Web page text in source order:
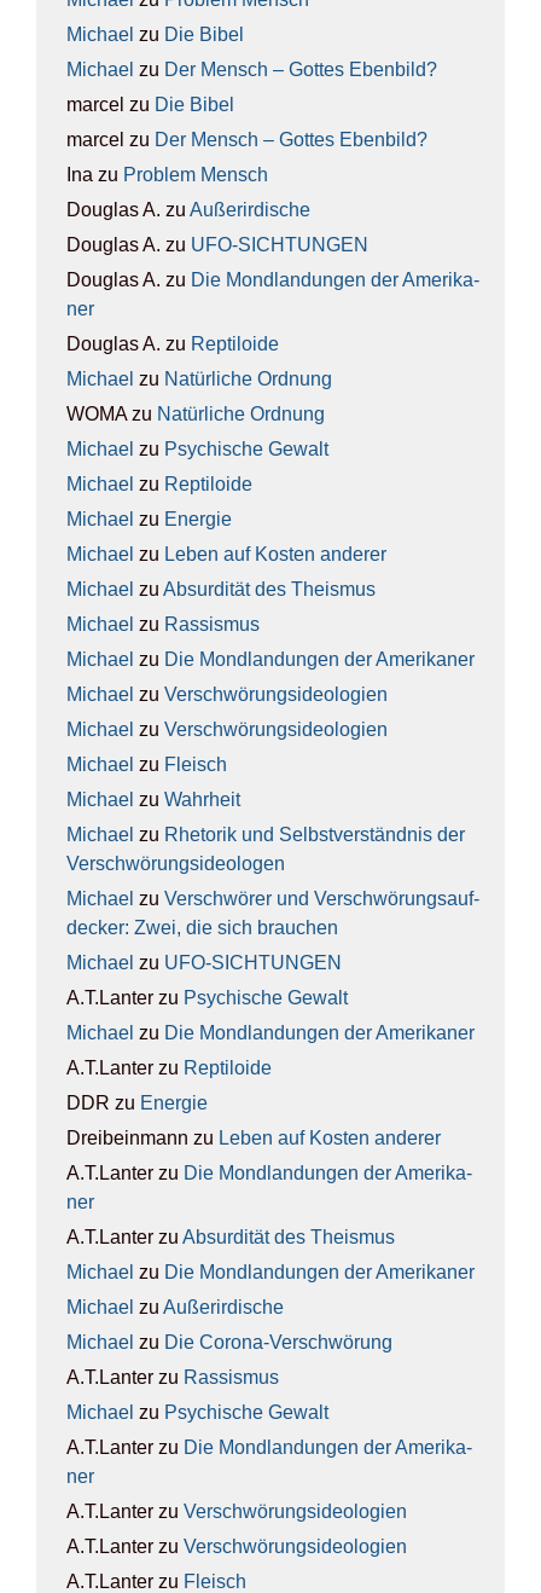
Michael zu Die Bibel
Michael zu Der Mensch – Got­tes Eben­bild?
marcel zu Die Bibel
marcel zu Der Mensch – Got­tes Eben­bild?
Ina zu Pro­blem Mensch
Douglas A. zu Außer­ir­di­sche
Douglas A. zu UFO-SICH­TUN­GEN
Douglas A. zu Die Mond­lan­dun­gen der Ame­ri­ka­
ner
Douglas A. zu Rep­ti­lo­ide
Michael zu Natür­li­che Ord­nung
WOMAzu Natür­li­che Ord­nung
Michael zu Psy­chi­sche Gewalt
Michael zu Rep­ti­lo­ide
Michael zu Ener­gie
Michael zu Leben auf Kos­ten ande­rer
Michael zu Absur­di­tät des The­is­mus
Michael zu Ras­sis­mus
Michael zu Die Mond­lan­dun­gen der Ame­ri­ka­ner
Michael zu Ver­schwö­rungs­ideo­lo­gien
Michael zu Ver­schwö­rungs­ideo­lo­gien
Michael zu Fleisch
Michael zu Wahr­heit
Michael zu Rhe­to­rik und Selbst­ver­ständ­nis der
Ver­schwö­rungs­ideo­lo­gen
Michael zu Ver­schwö­rer und Ver­schwö­rungs­auf­
de­cker: Zwei, die sich brau­chen
Michael zu UFO-SICH­TUN­GEN
A.T.Lanter zu Psy­chi­sche Gewalt
Michael zu Die Mond­lan­dun­gen der Ame­ri­ka­ner
A.T.Lanter zu Rep­ti­lo­ide
DDR zu Ener­gie
Dreibeinmann zu Leben auf Kos­ten ande­rer
A.T.Lanter zu Die Mond­lan­dun­gen der Ame­ri­ka­
ner
A.T.Lanter zu Absur­di­tät des The­is­mus
Michael zu Die Mond­lan­dun­gen der Ame­ri­ka­ner
Michael zu Außer­ir­di­sche
Michael zu Die Coro­na-Ver­schwö­rung
A.T.Lanter zu Ras­sis­mus
Michael zu Psy­chi­sche Gewalt
A.T.Lanter zu Die Mond­lan­dun­gen der Ame­ri­ka­
ner
A.T.Lanter zu Ver­schwö­rungs­ideo­lo­gien
A.T.Lanter zu Ver­schwö­rungs­ideo­lo­gien
A.T.Lanter zu Fleisch